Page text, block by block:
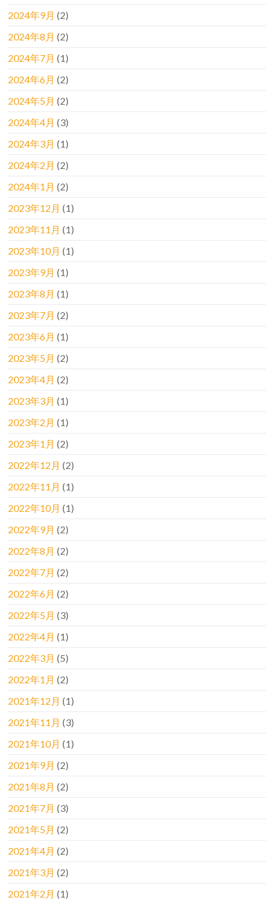
2024年9月 (2)
2024年8月 (2)
2024年7月 (1)
2024年6月 (2)
2024年5月 (2)
2024年4月 (3)
2024年3月 (1)
2024年2月 (2)
2024年1月 (2)
2023年12月 (1)
2023年11月 (1)
2023年10月 (1)
2023年9月 (1)
2023年8月 (1)
2023年7月 (2)
2023年6月 (1)
2023年5月 (2)
2023年4月 (2)
2023年3月 (1)
2023年2月 (1)
2023年1月 (2)
2022年12月 (2)
2022年11月 (1)
2022年10月 (1)
2022年9月 (2)
2022年8月 (2)
2022年7月 (2)
2022年6月 (2)
2022年5月 (3)
2022年4月 (1)
2022年3月 (5)
2022年1月 (2)
2021年12月 (1)
2021年11月 (3)
2021年10月 (1)
2021年9月 (2)
2021年8月 (2)
2021年7月 (3)
2021年5月 (2)
2021年4月 (2)
2021年3月 (2)
2021年2月 (1)